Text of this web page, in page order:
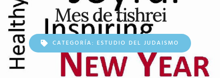
Mes de tishrei
CATEGORÍA: ESTUDIO DEL JUDAISMO